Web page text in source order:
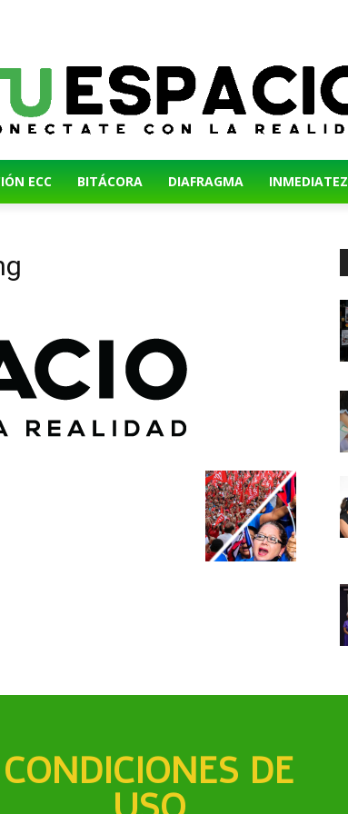
ECC BITÁCORA DIAFRAGMA INMEDIATEZ
CONDICIONES DE